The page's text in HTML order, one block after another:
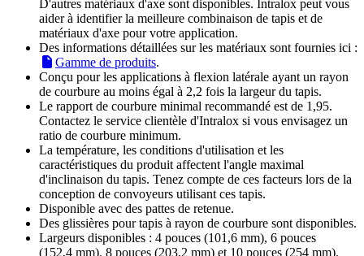
D'autres matériaux d'axe sont disponibles. Intralox peut vous
aider à identifier la meilleure combinaison de tapis et de
matériaux d'axe pour votre application.
Des informations détaillées sur les matériaux sont fournies ici :
Gamme de produits.
Conçu pour les applications à flexion latérale ayant un rayon
de courbure au moins égal à 2,2 fois la largeur du tapis.
Le rapport de courbure minimal recommandé est de 1,95.
Contactez le service clientèle d'Intralox si vous envisagez un
ratio de courbure minimum.
La température, les conditions d'utilisation et les
caractéristiques du produit affectent l'angle maximal
d'inclinaison du tapis. Tenez compte de ces facteurs lors de la
conception de convoyeurs utilisant ces tapis.
Disponible avec des pattes de retenue.
Des glissières pour tapis à rayon de courbure sont disponibles.
Largeurs disponibles : 4 pouces (101,6 mm), 6 pouces
(152,4 mm), 8 pouces (203,2 mm) et 10 pouces (254 mm).